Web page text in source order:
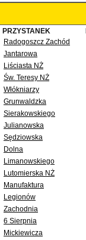
PRZYSTANEK
Radogoszcz Zachód
Jantarowa
Liściasta NŻ
Św. Teresy NŻ
Włókniarzy
Grunwaldzka
Sierakowskiego
Julianowska
Sędziowska
Dolna
Limanowskiego
Lutomierska NŻ
Manufaktura
Legionów
Zachodnia
6 Sierpnia
Mickiewicza